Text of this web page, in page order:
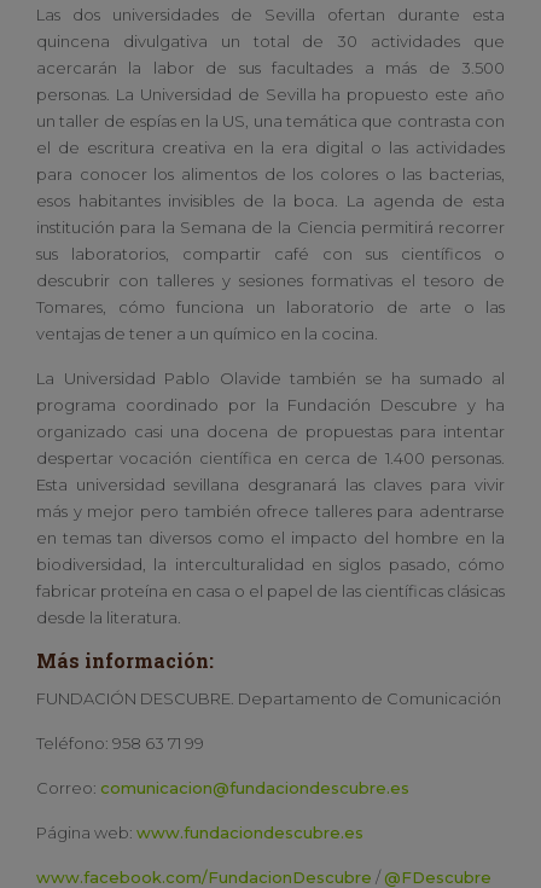
Las dos universidades de Sevilla ofertan durante esta
quincena divulgativa un total de 30 actividades que
acercarán la labor de sus facultades a más de 3.500
personas. La Universidad de Sevilla ha propuesto este año
un taller de espías en la US, una temática que contrasta con
el de escritura creativa en la era digital o las actividades
para conocer los alimentos de los colores o las bacterias,
esos habitantes invisibles de la boca. La agenda de esta
institución para la Semana de la Ciencia permitirá recorrer
sus laboratorios, compartir café con sus científicos o
descubrir con talleres y sesiones formativas el tesoro de
Tomares, cómo funciona un laboratorio de arte o las
ventajas de tener a un químico en la cocina.
La Universidad Pablo Olavide también se ha sumado al
programa coordinado por la Fundación Descubre y ha
organizado casi una docena de propuestas para intentar
despertar vocación científica en cerca de 1.400 personas.
Esta universidad sevillana desgranará las claves para vivir
más y mejor pero también ofrece talleres para adentrarse
en temas tan diversos como el impacto del hombre en la
biodiversidad, la interculturalidad en siglos pasado, cómo
fabricar proteína en casa o el papel de las científicas clásicas
desde la literatura.
Más información:
FUNDACIÓN DESCUBRE. Departamento de Comunicación
Teléfono: 958 63 71 99
Correo: comunicacion@fundaciondescubre.es
Página web: www.fundaciondescubre.es
www.facebook.com/FundacionDescubre / @FDescubre